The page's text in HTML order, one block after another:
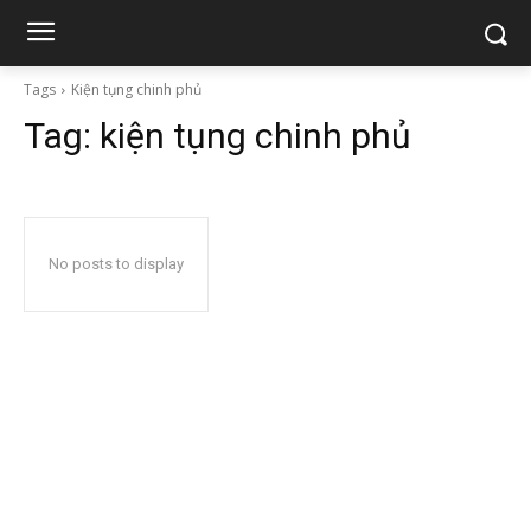
Tags Kiện tụng chinh phủ
Tag: kiện tụng chinh phủ
No posts to display